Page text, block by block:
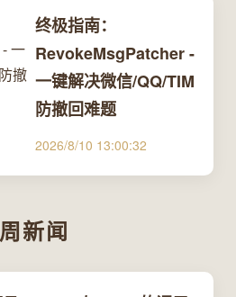
终极指南：
RevokeMsgPatcher -
一键解决微信/QQ/TIM
防撤回难题
2026/8/10 13:00:32
周新闻